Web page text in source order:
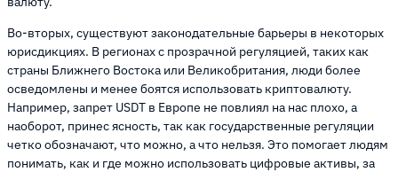
Во-вторых, существуют законодательные барьеры в некоторых
юрисдикциях. В регионах с прозрачной регуляцией, таких как
страны Ближнего Востока или Великобритания, люди более
осведомлены и менее боятся использовать криптовалюту.
Например, запрет USDT в Европе не повлиял на нас плохо, а
наоборот, принес ясность, так как государственные регуляции
четко обозначают, что можно, а что нельзя. Это помогает людям
понимать, как и где можно использовать цифровые активы, за